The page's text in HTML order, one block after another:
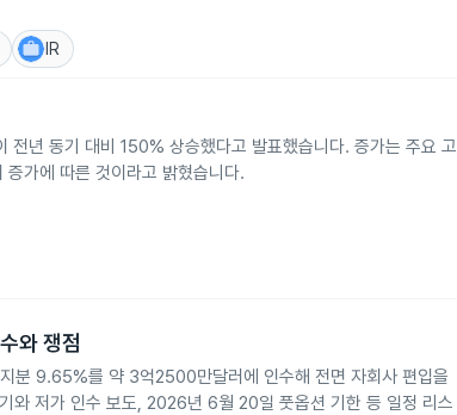
IR
년 동기 대비 150% 상승했다고 발표했습니다. 증가는 주요 고
가에 따른 것이라고 밝혔습니다.
와 쟁점
분 9.65%를 약 3억2500만달러에 인수해 전면 자회사 편입을
와 저가 인수 보도, 2026년 6월 20일 풋옵션 기한 등 일정 리스